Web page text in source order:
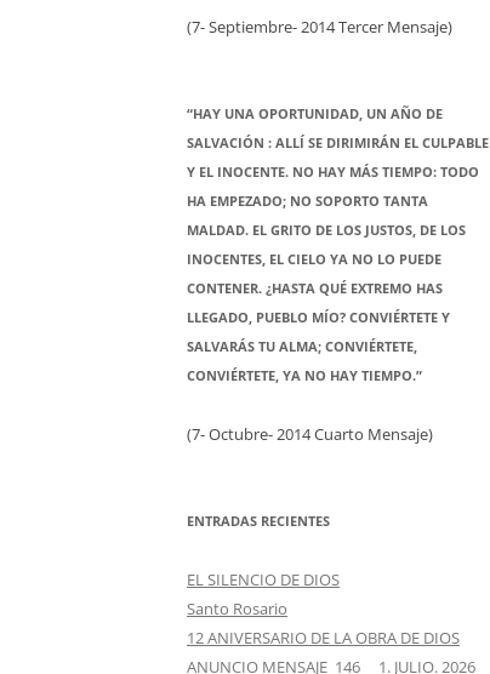
(7- Septiembre- 2014 Tercer Mensaje)
“HAY UNA OPORTUNIDAD, UN AÑO DE
SALVACIÓN : ALLÍ SE DIRIMIRÁN EL CULPABLE
Y EL INOCENTE. NO HAY MÁS TIEMPO: TODO
HA EMPEZADO; NO SOPORTO TANTA
MALDAD. EL GRITO DE LOS JUSTOS, DE LOS
INOCENTES, EL CIELO YA NO LO PUEDE
CONTENER. ¿HASTA QUÉ EXTREMO HAS
LLEGADO, PUEBLO MÍO? CONVIÉRTETE Y
SALVARÁS TU ALMA; CONVIÉRTETE,
CONVIÉRTETE, YA NO HAY TIEMPO.”
(7- Octubre- 2014 Cuarto Mensaje)
ENTRADAS RECIENTES
EL SILENCIO DE DIOS
Santo Rosario
12 ANIVERSARIO DE LA OBRA DE DIOS
ANUNCIO MENSAJE 146 1. JULIO. 2026